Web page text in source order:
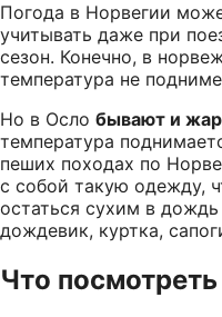
Погода в Норвегии
учитывать даже при
сезон. Конечно, в
температура не
Но в Осло бывают и
температура
пеших походах по
с собой такую одежду,
остаться сухим в
дождевик, куртка,
Что посмотреть